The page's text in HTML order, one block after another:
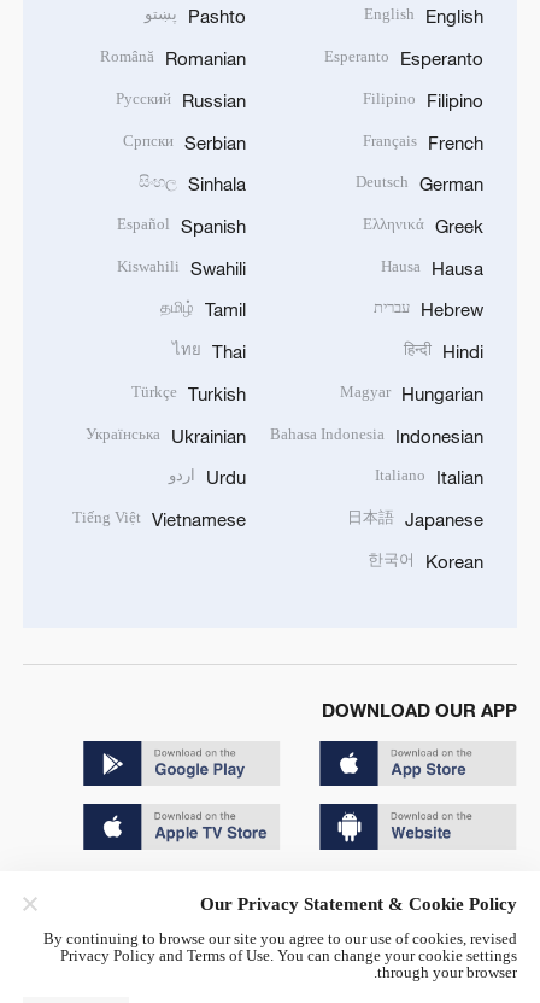
English
English
Esperanto
Esperanto
Filipino
Filipino
French
Français
German
Deutsch
Greek
Ελληνικά
Hausa
Hausa
Hebrew עברית
Hindi
हिन्दी
Hungarian
Magyar
Indonesian
Bahasa Indonesia
Italian
Italiano
Japanese
日本語
Korean
한국어
Pashto پښتو
Romanian
Română
Russian
Русский
Serbian
Српски
Sinhala
සිංහල
Spanish
Español
Swahili
Kiswahili
Tamil
தமிழ்
Thai
ไทย
Turkish
Türkçe
Ukrainian
Українська
Urdu اردو
Vietnamese
Tiếng Việt
DOWNLOAD OUR APP
京公网安备 11010502050052号
Our Privacy Statement & Cookie Policy
By continuing to browse our site you agree to our use of cookies, revised
Privacy Policy and Terms of Use. You can change your cookie settings
through your browser.